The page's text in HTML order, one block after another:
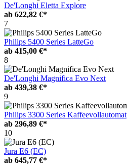
De'Longhi Eletta Explore
ab 622,82 €*
7
Philips 5400 Series LatteGo
ab 415,00 €*
8
De'Longhi Magnifica Evo Next
ab 439,38 €*
9
Philips 3300 Series Kaffeevollautomat
ab 296,89 €*
10
Jura E6 (EC)
ab 645,77 €*